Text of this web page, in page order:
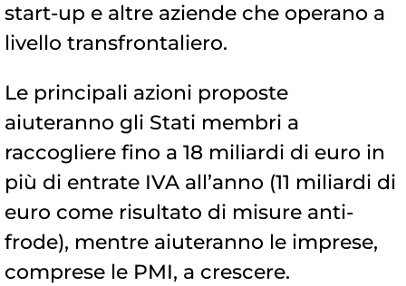
start-up e altre aziende che operano a
livello transfrontaliero.
Le principali azioni proposte
aiuteranno gli Stati membri a
raccogliere fino a 18 miliardi di euro in
più di entrate IVA all’anno (11 miliardi di
euro come risultato di misure anti-
frode), mentre aiuteranno le imprese,
comprese le PMI, a crescere.